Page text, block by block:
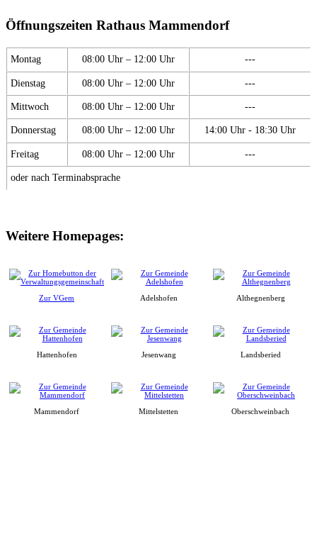
Öffnungszeiten Rathaus Mammendorf
Montag 08:00 Uhr – 12:00 Uhr ---
Dienstag 08:00 Uhr – 12:00 Uhr ---
Mittwoch 08:00 Uhr – 12:00 Uhr ---
Donnerstag 08:00 Uhr – 12:00 Uhr 14:00 Uhr - 18:30 Uhr
Freitag 08:00 Uhr – 12:00 Uhr ---
oder nach Terminabsprache
Weitere Homepages:
Zur VGem Adelshofen Althegnenberg
Hattenhofen Jesenwang Landsberied
Mammendorf Mittelstetten Oberschweinbach